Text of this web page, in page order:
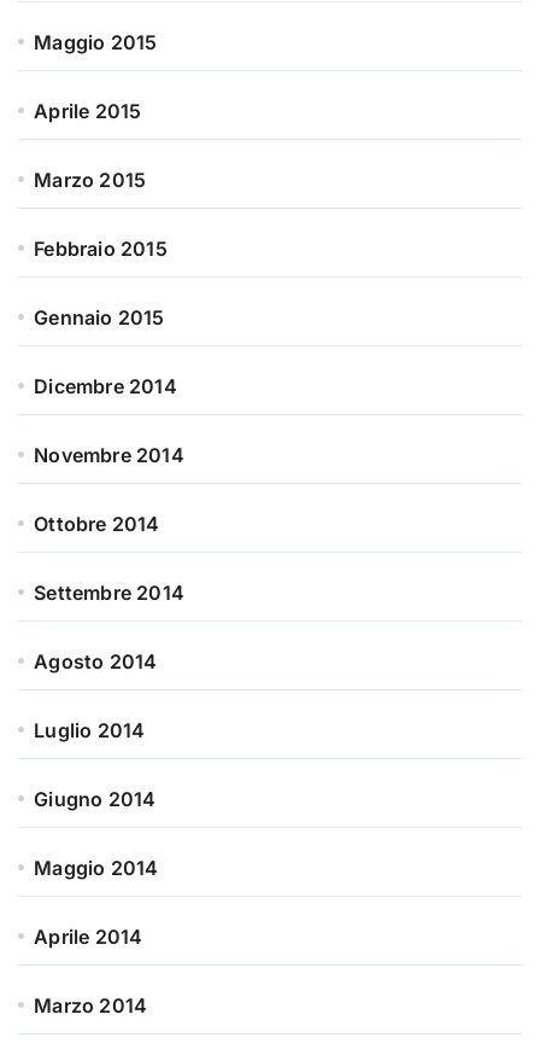
Maggio 2015
Aprile 2015
Marzo 2015
Febbraio 2015
Gennaio 2015
Dicembre 2014
Novembre 2014
Ottobre 2014
Settembre 2014
Agosto 2014
Luglio 2014
Giugno 2014
Maggio 2014
Aprile 2014
Marzo 2014